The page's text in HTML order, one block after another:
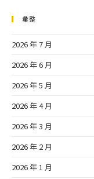
彙整
2026 年 7 月
2026 年 6 月
2026 年 5 月
2026 年 4 月
2026 年 3 月
2026 年 2 月
2026 年 1 月